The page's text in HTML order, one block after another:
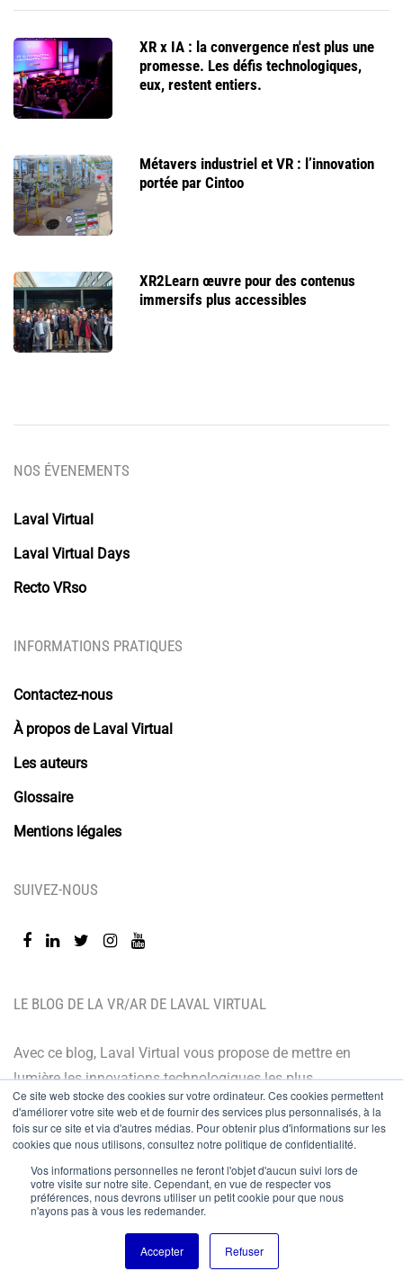
Ce site web stocke des cookies sur votre ordinateur. Ces cookies permettent
d'améliorer votre site web et de fournir des services plus personnalisés, à la
fois sur ce site et via d'autres médias. Pour obtenir plus d'informations sur les
cookies que nous utilisons, consultez notre politique de confidentialité.
Vos informations personnelles ne feront l'objet d'aucun suivi lors de
votre visite sur notre site. Cependant, en vue de respecter vos
préférences, nous devrons utiliser un petit cookie pour que nous
n'ayons pas à vous les redemander.
Accepter Refuser
XR x IA : la convergence n'est plus une
promesse. Les défis technologiques,
eux, restent entiers.
Métavers industriel et VR : l’innovation
portée par Cintoo
XR2Learn œuvre pour des contenus
immersifs plus accessibles
LE BLOG DE LA VR/AR DE LAVAL VIRTUAL
Avec ce blog, Laval Virtual vous propose de mettre en
lumière les innovations technologiques les plus
récentes et les dernières tendances. Orienté BtoB, le
blog de Laval Virtual s’adresse à tous ceux qui désirent
mieux comprendre et mieux maîtriser les technologies
immersives, les intégrer à leur chaîne de valeur ou
encore anticiper leurs évolutions.
NOS ÉVENEMENTS
Laval Virtual
Laval Virtual Days
Recto VRso
INFORMATIONS PRATIQUES
Contactez-nous
À propos de Laval Virtual
Les auteurs
Glossaire
Mentions légales
SUIVEZ-NOUS